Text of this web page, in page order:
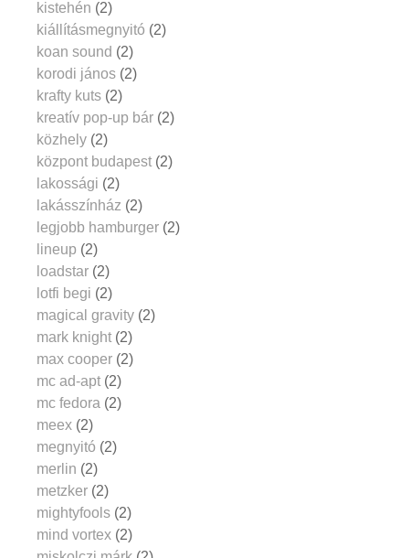
kistehén (2)
kiállításmegnyitó (2)
koan sound (2)
korodi jános (2)
krafty kuts (2)
kreatív pop-up bár (2)
közhely (2)
központ budapest (2)
lakossági (2)
lakásszínház (2)
legjobb hamburger (2)
lineup (2)
loadstar (2)
lotfi begi (2)
magical gravity (2)
mark knight (2)
max cooper (2)
mc ad-apt (2)
mc fedora (2)
meex (2)
megnyitó (2)
merlin (2)
metzker (2)
mightyfools (2)
mind vortex (2)